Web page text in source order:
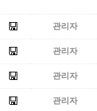
관리자
관리자
관리자
관리자